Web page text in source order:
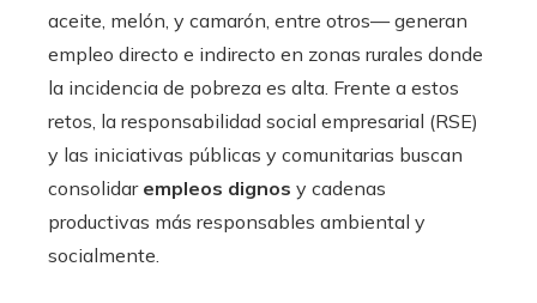
aceite, melón, y camarón, entre otros— generan
empleo directo e indirecto en zonas rurales donde
la incidencia de pobreza es alta. Frente a estos
retos, la responsabilidad social empresarial (RSE)
y las iniciativas públicas y comunitarias buscan
consolidar empleos dignos y cadenas
productivas más responsables ambiental y
socialmente.